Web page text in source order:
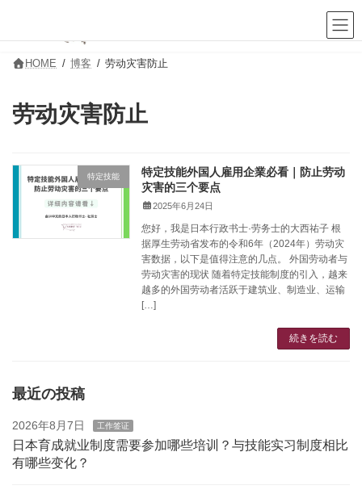
HOME 博客 劳动灾害防止
劳动灾害防止
特定技能
特定技能外国人雇用企業必看｜防止劳动
灾害的三个要点
2025年6月24日
您好，我是日本行政书士·劳务士的大西祐子 根
据厚生劳动省发布的令和6年（2024年）劳动灾
害数据，以下是值得注意的几点。 外国劳动者与
劳动灾害的现状 随着特定技能制度的引入，越来
越多的外国劳动者活跃于建筑业、制造业、运输
[…]
続きを読む
最近の投稿
2026年8月7日 工作签证
日本育成就业制度需要参加哪些培训？与技能实习制度相比
有哪些变化？